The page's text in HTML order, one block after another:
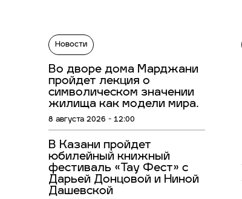
Новости
Во дворе дома Марджани
пройдет лекция о
символическом значении
жилища как модели мира.
8 августа 2026 - 12:00
В Казани пройдет
юбилейный книжный
фестиваль «Тау Фест» с
Дарьей Донцовой и Ниной
Дашевской